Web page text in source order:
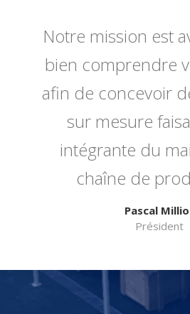
Notre mission est
bien comprendre
afin de concevoir
sur mesure
intégrante du
chaîne de
Pascal
Président